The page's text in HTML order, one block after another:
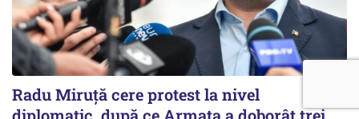
Radu Miruţă cere protest la nivel